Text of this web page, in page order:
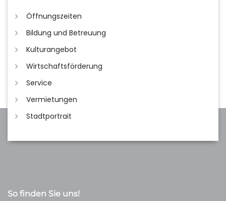
Öffnungszeiten
Bildung und Betreuung
Kulturangebot
Wirtschaftsförderung
Service
Vermietungen
Stadtportrait
So finden Sie uns!